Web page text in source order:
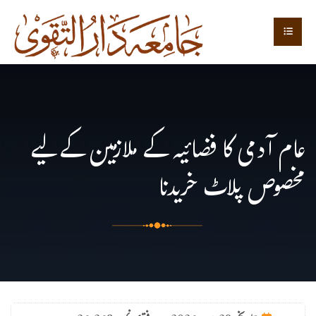
عام آدمی کا فضائیہ کے ملازمین کے لیے
مخصوص پلاٹ خریدنا